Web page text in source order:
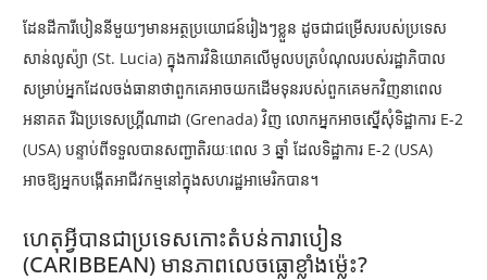
ដែនដីការីបៀននីមួយៗមានអត្ថប្រយោជន៍រៀងៗខ្លួន ដូចជាជម្រើសរបស់ប្រទេស
សាន់លូស៉្យា (St. Lucia) ក្នុងការវិនិយោគលើមូលបត្របំណុលរបស់រដ្ឋាភិបាល
សម្រាប់អ្នកដែលចង់ធានាថាពួកគេអាចយកដើមទុនរបស់ពួកគេមកវិញនាពេល
អនាគត រីឯប្រទេសហ្គ្រីណាដា (Grenada) វិញ លោកអ្នកអាចស្នើសុំទិដ្ឋាការ E-2
(USA) បន្ទាប់ពីទទួលបានសញ្ជាតិរយៈពេល 3 ឆ្នាំ ដែលទិដ្ឋាការ E-2 (USA)
អាចឱ្យអ្នកបង្កើតអាជីវកម្មនៅក្នុងសហរដ្ឋអាមេរិកបាន។
ហេតុអ្វីបានជាប្រទេសកោះតំបន់ការាបៀន
(CARIBBEAN) មានភាពលេចធ្លោខ្លាំងម៉្លេះ?